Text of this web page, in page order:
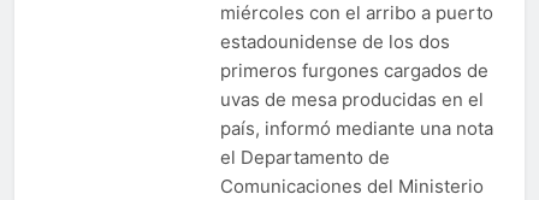
miércoles con el arribo a puerto
estadounidense de los dos
primeros furgones cargados de
uvas de mesa producidas en el
país, informó mediante una nota
el Departamento de
Comunicaciones del Ministerio